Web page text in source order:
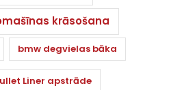
krāsošana
bmw degvielas bāka
Liner apstrāde